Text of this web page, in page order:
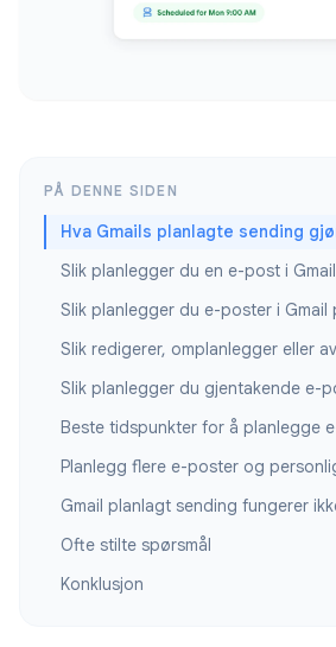
PÅ DENNE SIDEN
Hva Gmails planlagte sending
Slik planlegger du en e-post i
Slik planlegger du e-poster i Gmail
Slik planlegger du gjentakende e-
Ofte stilte spørsmål
Konklusjon